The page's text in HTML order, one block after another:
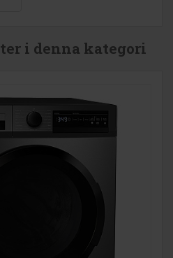
i denna kategori